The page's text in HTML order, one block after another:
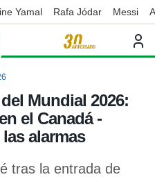
Yamal Rafa Jódar Messi
Mundial 2026:
el Canadá -
alarmas
tras la entrada de